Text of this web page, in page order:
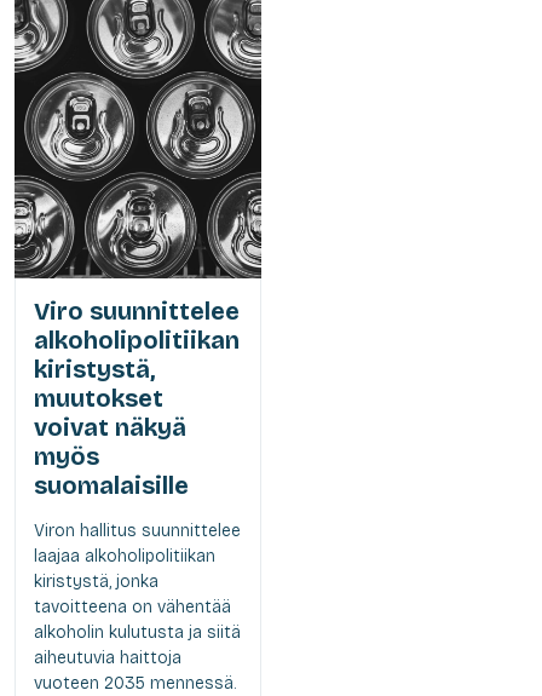
Viro suunnittelee
alkoholipolitiikan
kiristystä,
muutokset
voivat näkyä
myös
suomalaisille
Viron hallitus suunnittelee
laajaa alkoholipolitiikan
kiristystä, jonka
tavoitteena on vähentää
alkoholin kulutusta ja siitä
aiheutuvia haittoja
vuoteen 2035 mennessä.